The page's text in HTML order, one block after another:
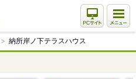
納所岸ノ下テラスハウス